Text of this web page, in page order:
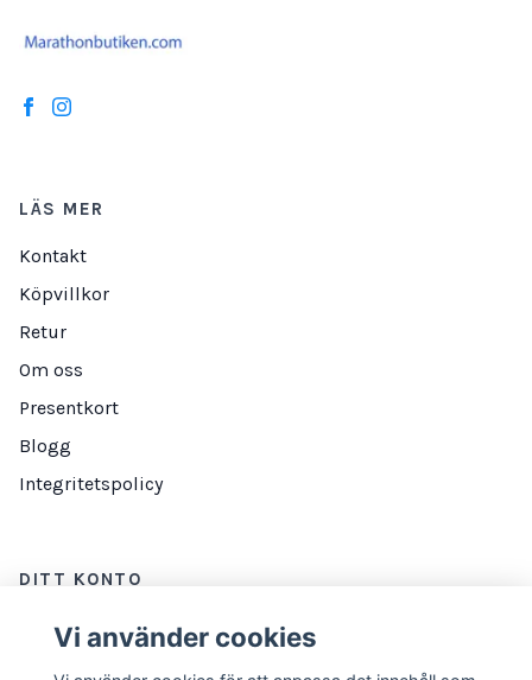
LÄS MER
Kontakt
Köpvillkor
Retur
Om oss
Presentkort
Blogg
Integritetspolicy
DITT KONTO
Logga in
Vi använder cookies